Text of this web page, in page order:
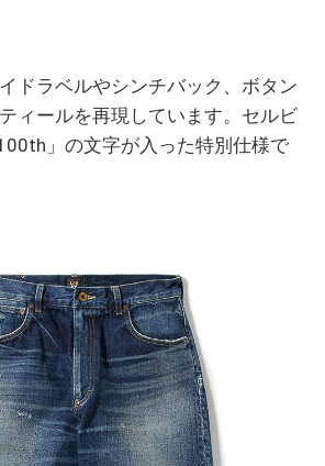
ドラベルやシンチバック、ボタン
ィールを再現しています。セルビ
」の文字が入った特別仕様で